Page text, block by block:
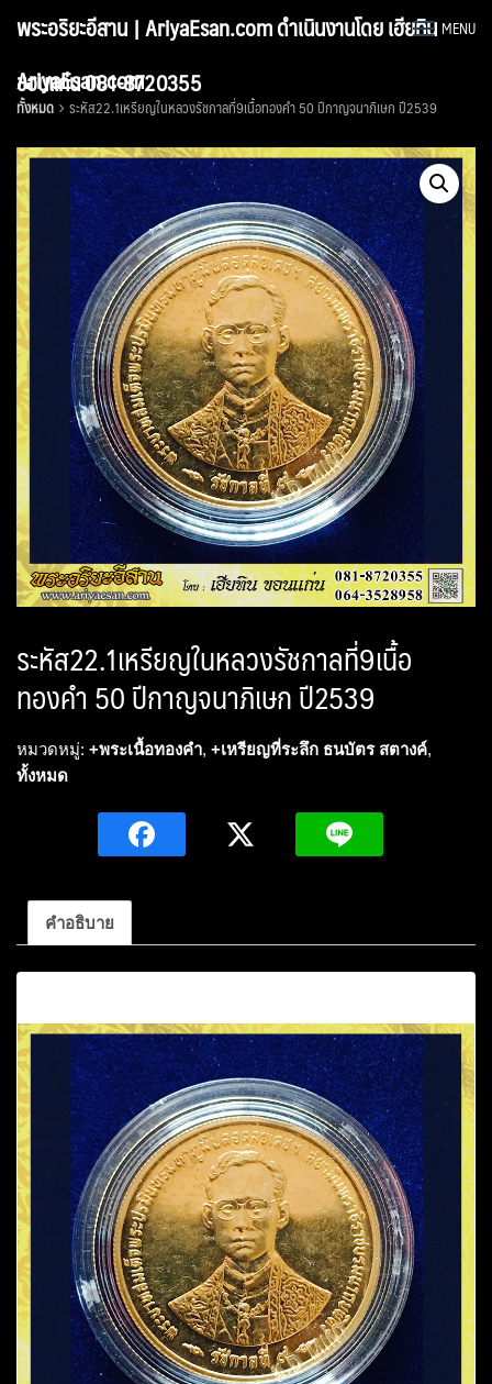
พระอริยะอีสาน | AriyaEsan.com ดำเนินงานโดย เฮียทิน
ขอนแก่น 081-8720355
MENU
AriyaEsan.com
ทั้งหมด ระหัส22.1เหรียญในหลวงรัชกาลที่9เนื้อทองคำ 50 ปีกาญจนาภิเษก ปี2539
ระหัส22.1เหรียญในหลวงรัชกาลที่9เนื้อ
ทองคำ 50 ปีกาญจนาภิเษก ปี2539
หมวดหมู่: +พระเนื้อทองคำ, +เหรียญที่ระลึก ธนบัตร สตางค์,
ทั้งหมด
คำอธิบาย